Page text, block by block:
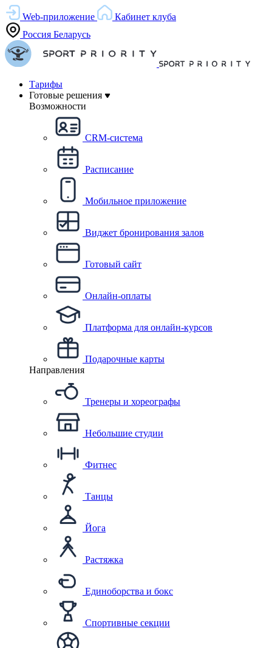
Web-приложение
Кабинет клуба
Россия Беларусь
Тарифы
Готовые решения
Возможности
CRM-система
Расписание
Мобильное приложение
Виджет бронирования залов
Готовый сайт
Онлайн-оплаты
Платформа для онлайн-курсов
Подарочные карты
Направления
Тренеры и хореографы
Небольшие студии
Фитнес
Танцы
Йога
Растяжка
Единоборства и бокс
Спортивные секции